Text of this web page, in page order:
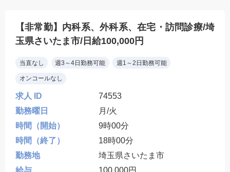
【非常勤】内科系、外科系、在宅・訪問診療/埼
玉県さいたま市/日給100,000円
当直なし 週3～4日勤務可能 週1～2日勤務可能
オンコールなし
求人 ID
74553
勤務曜日
月/火
時間（開始）
9時00分
時間（終了）
18時00分
勤務地
埼玉県さいたま市
給与
100,000円